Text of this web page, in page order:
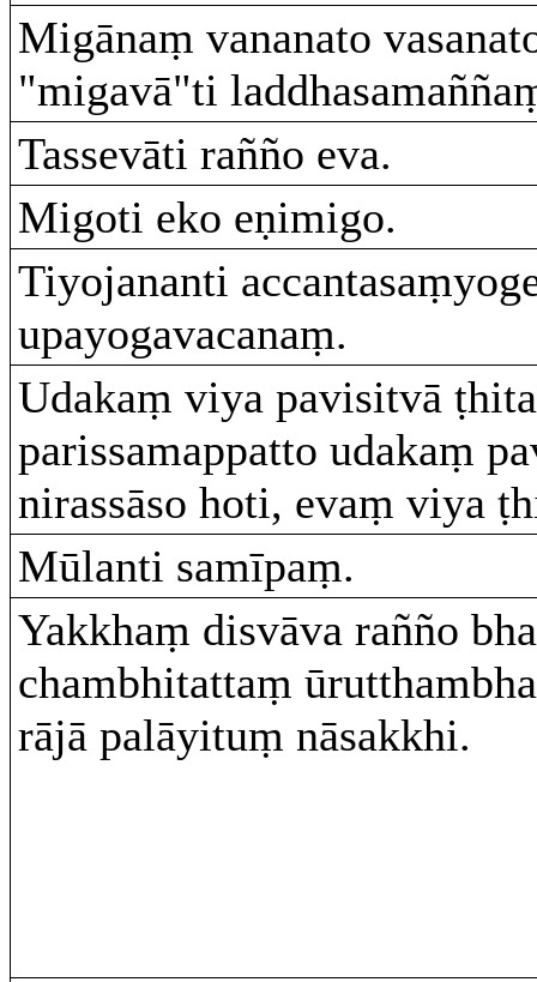
Migānaṃ vananato
"migavā"ti
Tassevāti rañño eva.
Migoti eko eṇimigo.
Tiyojananti
upayogavacanaṃ.
Udakaṃ viya pavisitvā
parissamappatto udakaṃ
nirassāso hoti, evaṃ viya
Mūlanti samīpaṃ.
Yakkhaṃ disvāva rañño
chambhitattaṃ
rājā palāyituṃ nāsakkhi.